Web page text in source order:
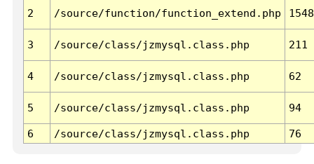
2 /source/function/function_extend.php 1548
3 /source/class/jzmysql.class.php 211
4 /source/class/jzmysql.class.php 62
5 /source/class/jzmysql.class.php 94
6 /source/class/jzmysql.class.php 76